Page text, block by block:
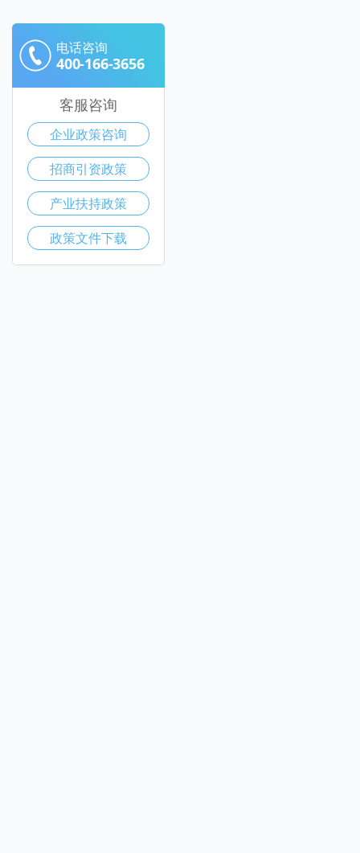
电话咨询
400-166-3656
客服咨询
企业政策咨询
招商引资政策
产业扶持政策
政策文件下载